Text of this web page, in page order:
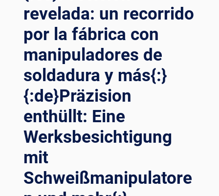
RECORRIDO
POR
LA
FÁBRICA
QUE
INCLUYE
ROTADORES
DE
{:DE}REVOLUTIONIEREN
SCHWEISSEFFIZIENZ: E
INE W
revelada: un recorrido
por la fábrica con
manipuladores de
soldadura y más{:}
{:de}Präzision
enthüllt: Eine
Werksbesichtigung
mit
Schweißmanipulatore